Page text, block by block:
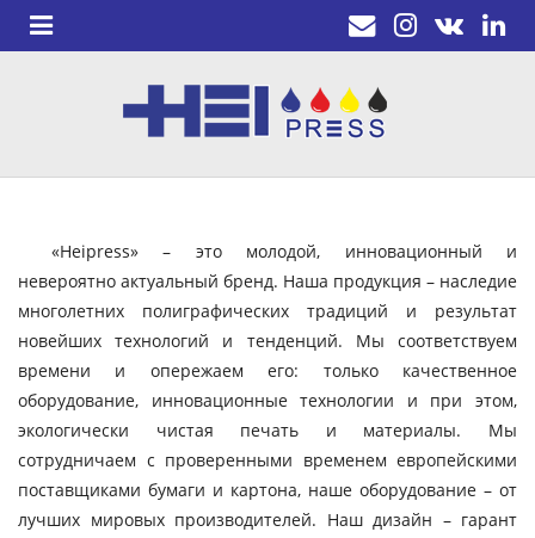
«Heipress» – это молодой, инновационный и
невероятно актуальный бренд. Наша продукция – наследие
многолетних полиграфических традиций и результат
новейших технологий и тенденций. Мы соответствуем
времени и опережаем его: только качественное
оборудование, инновационные технологии и при этом,
экологически чистая печать и материалы. Мы
сотрудничаем с проверенными временем европейскими
поставщиками бумаги и картона, наше оборудование – от
лучших мировых производителей. Наш дизайн – гарант